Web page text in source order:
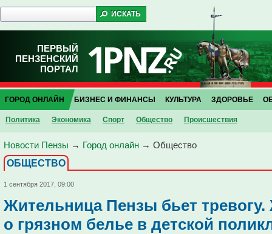
ПЕРВЫЙ
ПЕНЗЕНСКИЙ
ПОРТАЛ
ГОРОД ОНЛАЙН
Политика Экономика Спорт Общество Проиcшествия
БИЗНЕС И ФИНАНСЫ КУЛЬТУРА ЗДОРОВЬЕ
Новости Пензы → Город онлайн → Общество
ОБЩЕСТВО
1 сентября 2017, 09:00
Жительница Пензы бьет
о грязном белье в детской